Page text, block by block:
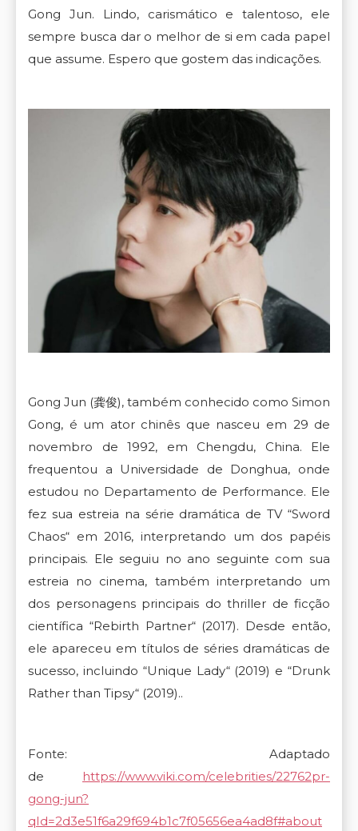
Gong Jun. Lindo, carismático e talentoso, ele
sempre busca dar o melhor de si em cada papel
que assume. Espero que gostem das indicações.
Gong Jun (龚俊), também conhecido como Simon
Gong, é um ator chinês que nasceu em 29 de
novembro
de 1992, em Chengdu, China.
Ele
frequentou
a Universidade de Donghua, onde
estudou no Departamento de Performance. Ele
fez sua estreia na série dramática de TV “Sword
Chaos“ em 2016, interpretando um dos papéis
principais. Ele seguiu no ano seguinte com sua
estreia no cinema, também interpretando um
dos personagens principais do thriller de ficção
científica “Rebirth Partner“ (2017). Desde então,
ele apareceu em títulosdeséries dramáticas de
sucesso, incluindo “Unique Lady“ (2019) e “Drunk
Rather than Tipsy“ (2019)..
Fonte: Adaptado
de
https://www.viki.com/celebrities/22762pr-
gong-jun?
qId=2d3e51f6a29f694b1c7f05656ea4ad8f#about